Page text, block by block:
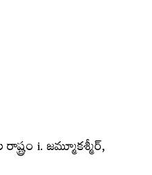
i. జమ్మూకశ్మీర్‌,